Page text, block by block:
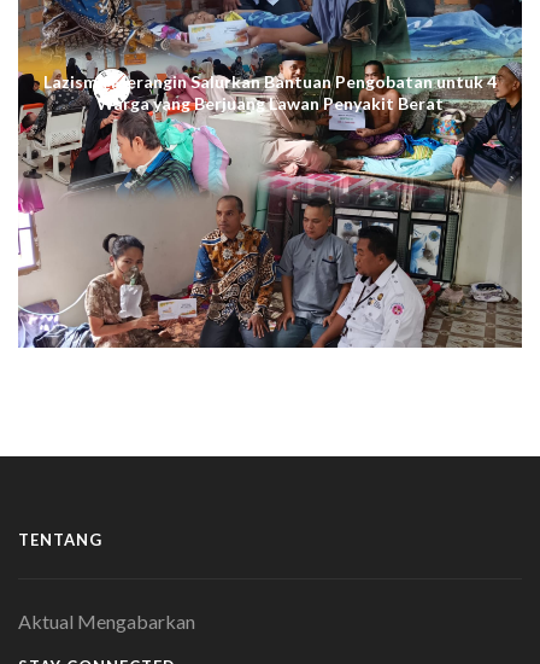
Lazismu Merangin Salurkan Bantuan Pengobatan untuk 4
Warga yang Berjuang Lawan Penyakit Berat
TENTANG
Aktual Mengabarkan